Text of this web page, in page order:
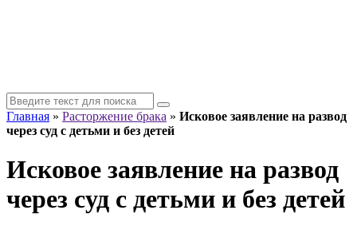
Главная » Расторжение брака » Исковое заявление на развод
через суд с детьми и без детей
Исковое заявление на развод
через суд с детьми и без детей